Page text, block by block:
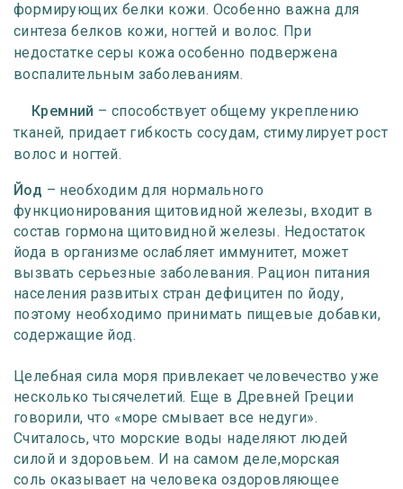
формирующих белки кожи. Особенно важна для
синтеза белков кожи, ногтей и волос. При
недостатке серы кожа особенно подвержена
воспалительным заболеваниям.
Кремний – способствует общему укреплению
тканей, придает гибкость сосудам, стимулирует рост
волос и ногтей.
Йод – необходим для нормального
функционирования щитовидной железы, входит в
состав гормона щитовидной железы. Недостаток
йода в организме ослабляет иммунитет, может
вызвать серьезные заболевания. Рацион питания
населения развитых стран дефицитен по йоду,
поэтому необходимо принимать пищевые добавки,
содержащие йод.
Целебная сила моря привлекает человечество уже
несколько тысячелетий. Еще в Древней Греции
говорили, что «море смывает все недуги».
Считалось, что морские воды наделяют людей
силой и здоровьем. И на самом деле,морская
соль оказывает на человека оздоровляющее